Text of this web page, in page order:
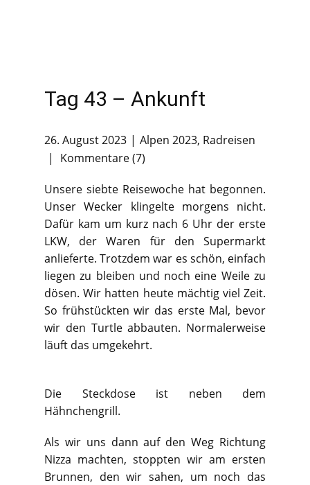
Tag 43 – Ankunft
26. August 2023 Alpen 2023, Radreisen
Kommentare (7)
Unsere siebte Reisewoche hat begonnen.
Unser Wecker klingelte morgens nicht.
Dafür kam um kurz nach 6 Uhr der erste
LKW, der Waren für den Supermarkt
anlieferte. Trotzdem war es schön, einfach
liegen zu bleiben und noch eine Weile zu
dösen. Wir hatten heute mächtig viel Zeit.
So frühstückten wir das erste Mal, bevor
wir den Turtle abbauten. Normalerweise
läuft das umgekehrt.
Die Steckdose ist neben dem
Hähnchengrill.
Als wir uns dann auf den Weg Richtung
Nizza machten, stoppten wir am ersten
Brunnen, den wir sahen, um noch das